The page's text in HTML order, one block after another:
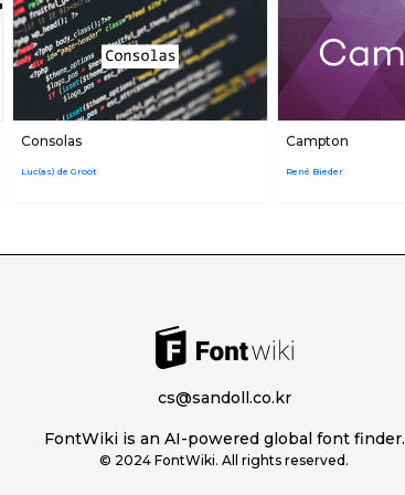
Consolas
Luc(as) de Groot
Campton
René Bieder
cs@sandoll.co.kr
FontWiki is an AI-powered global font finder.
© 2024 FontWiki. All rights reserved.